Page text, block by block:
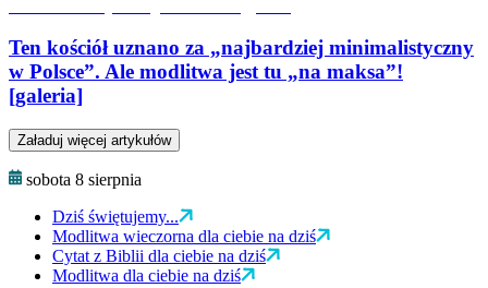
Ten kościół uznano za „najbardziej minimalistyczny
w Polsce”. Ale modlitwa jest tu „na maksa”!
[galeria]
Załaduj więcej artykułów
sobota 8 sierpnia
Dziś świętujemy...
Modlitwa wieczorna dla ciebie na dziś
Cytat z Biblii dla ciebie na dziś
Modlitwa dla ciebie na dziś